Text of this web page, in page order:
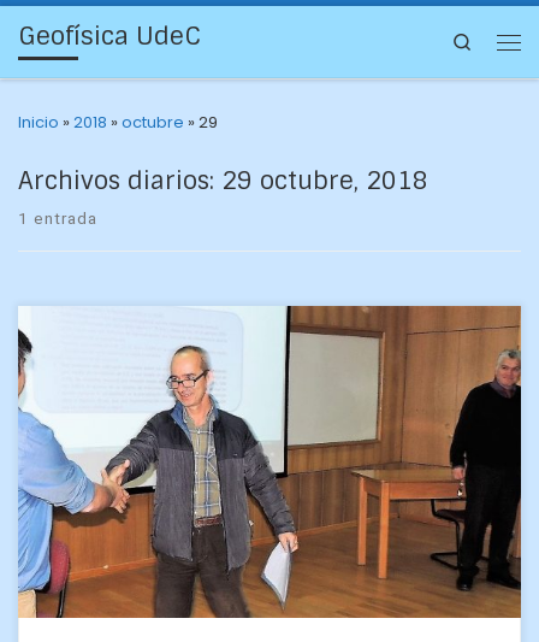
Geofísica UdeC Search
Inicio »2018 »octubre »29
Archivos diarios: 29 octubre, 2018
1 entrada
Distinción máxima obtuvo el estudiantes de Geofísica
Francisco Alvial Vásquez tras defender hoy su tesis de
Habilitación Profesional, con lo que obtiene su título
profesional […]